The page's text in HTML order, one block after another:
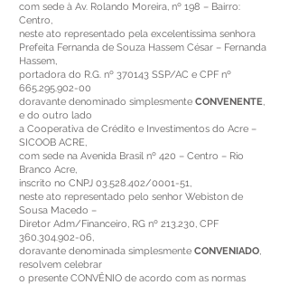
com sede à Av. Rolando Moreira, nº 198 – Bairro:
Centro,
neste ato representado pela excelentíssima senhora
Prefeita Fernanda de Souza Hassem César – Fernanda
Hassem,
portadora do R.G. nº 370143 SSP/AC e CPF nº
665.295.902-00
doravante denominado simplesmente CONVENENTE,
e do outro lado
a Cooperativa de Crédito e Investimentos do Acre –
SICOOB ACRE,
com sede na Avenida Brasil nº 420 – Centro – Rio
Branco Acre,
inscrito no CNPJ 03.528.402/0001-51,
neste ato representado pelo senhor Webiston de
Sousa Macedo –
Diretor Adm/Financeiro, RG nº 213.230, CPF
360.304.902-06,
doravante denominada simplesmente CONVENIADO,
resolvem celebrar
o presente CONVÊNIO de acordo com as normas